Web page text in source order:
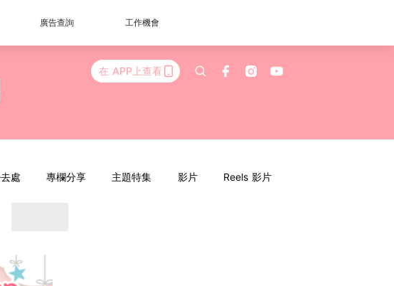
廣告查詢 工作機會
在 APP上查看
處 專欄分享 主題特集 影片 Reels 影片